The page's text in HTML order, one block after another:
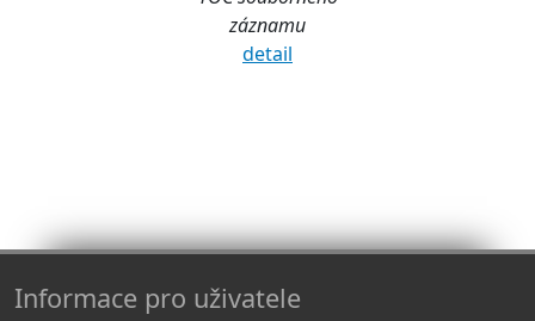
záznamu
detail
Informace pro uživatele